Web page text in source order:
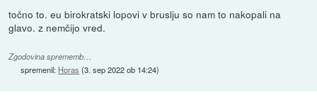
točno to. eu birokratski lopovi v bruslju so nam to nakopali na
glavo. z nemčijo vred.
Zgodovina sprememb…
spremenil: Horas (3. sep 2022 ob 14:24)